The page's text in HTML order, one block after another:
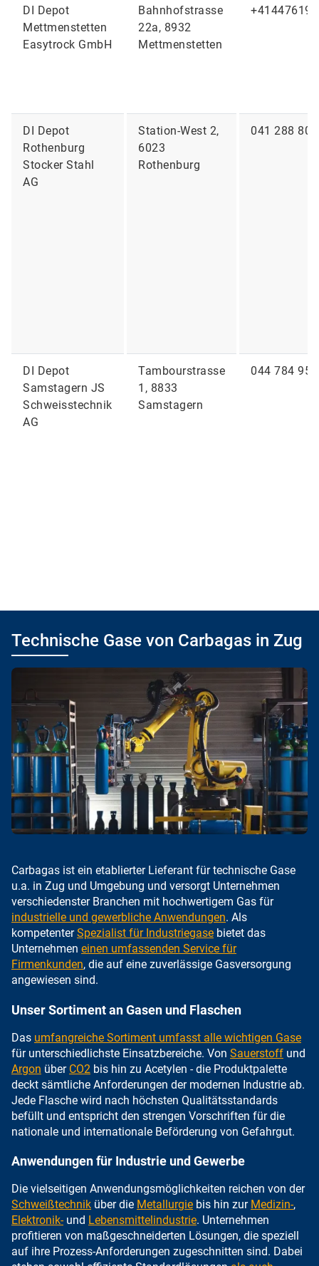
DI Depot
Mettmenstetten
Easytrock GmbH
Bahnhofstrasse
22a, 8932
Mettmenstetten
DI Depot
Rothenburg
Stocker Stahl
AG
Station-West 2,
6023
Rothenburg
041 288 80
DI Depot
Samstagern JS
Schweisstechnik
AG
Tambourstrasse
1, 8833
Samstagern
044 784 95
Technische Gase von Carbagas in Zug
Carbagas ist ein etablierter Lieferant für technische Gase
u.a. in Zug und Umgebung und versorgt Unternehmen
verschiedenster Branchen mit hochwertigem Gas für
industrielle und gewerbliche Anwendungen. Als
kompetenterSpezialist für Industriegase bietet das
Unternehmen einen umfassenden Service für
Firmenkunden, die auf eine zuverlässige Gasversorgung
angewiesen sind.
Unser Sortiment an Gasen und Flaschen
Das umfangreiche Sortiment umfasst alle wichtigen Gase
für unterschiedlichste Einsatzbereiche. Von Sauerstoff und
Argon über CO2 bis hin zu Acetylen - die Produktpalette
deckt sämtliche Anforderungen der modernen Industrie ab.
Jede Flasche wird nach höchsten Qualitätsstandards
befüllt und entspricht den strengen Vorschriften für die
nationale und internationale Beförderung von Gefahrgut.
Anwendungen für Industrie und Gewerbe
Die vielseitigen Anwendungsmöglichkeiten reichen von der
Schweißtechnik über die Metallurgie bis hin zur Medizin-,
Elektronik-und Lebensmittelindustrie. Unternehmen
profitieren von maßgeschneiderten Lösungen, die speziell
auf ihre Prozess-Anforderungen zugeschnitten sind. Dabei